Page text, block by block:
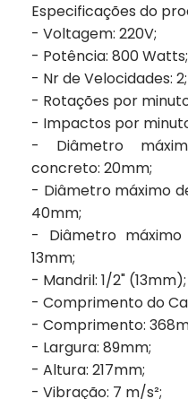
Especificações do
- Voltagem: 220V;
- Potência: 800 Watts;
- Nr de Velocidades: 2;
- Rotações por
- Impactos por
- Diâmetro
concreto: 20mm;
- Diâmetro máximo
40mm;
- Diâmetro
13mm;
- Mandril: 1/2" (13mm);
- Comprimento do
- Comprimento:
- Largura: 89mm;
- Altura: 217mm;
- Vibração: 7 m/s²;